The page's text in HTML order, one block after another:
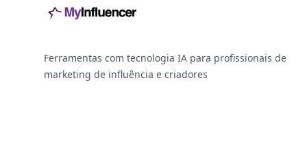
Ferramentas com tecnologia IA para profissionais de
marketing de influência e criadores